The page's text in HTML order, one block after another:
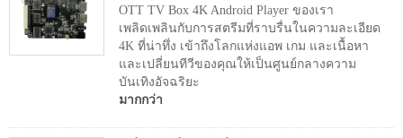
OTT TV Box 4K Android Player ของเรา
เพลิดเพลินกับการสตรีมที่ราบรื่นในความละเอียด
4K ที่น่าทึ่ง เข้าถึงโลกแห่งแอพ เกม และเนื้อหา
และเปลี่ยนทีวีของคุณให้เป็นศูนย์กลางความ
บันเทิงอัจฉริยะ
มากกว่า